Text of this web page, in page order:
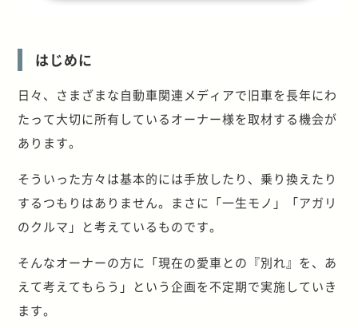
はじめに
日々、さまざまな自動車関連メディアで旧車を長年にわ
たって大切に所有しているオーナー様を取材する機会が
あります。
そういった方々は基本的には手放したり、乗り換えたり
するつもりはありません。まさに「一生モノ」「アガリ
のクルマ」と考えているものです。
そんなオーナーの方に「現在の愛車との『別れ』を、あ
えて考えてもらう」という企画を不定期で実施していき
ます。